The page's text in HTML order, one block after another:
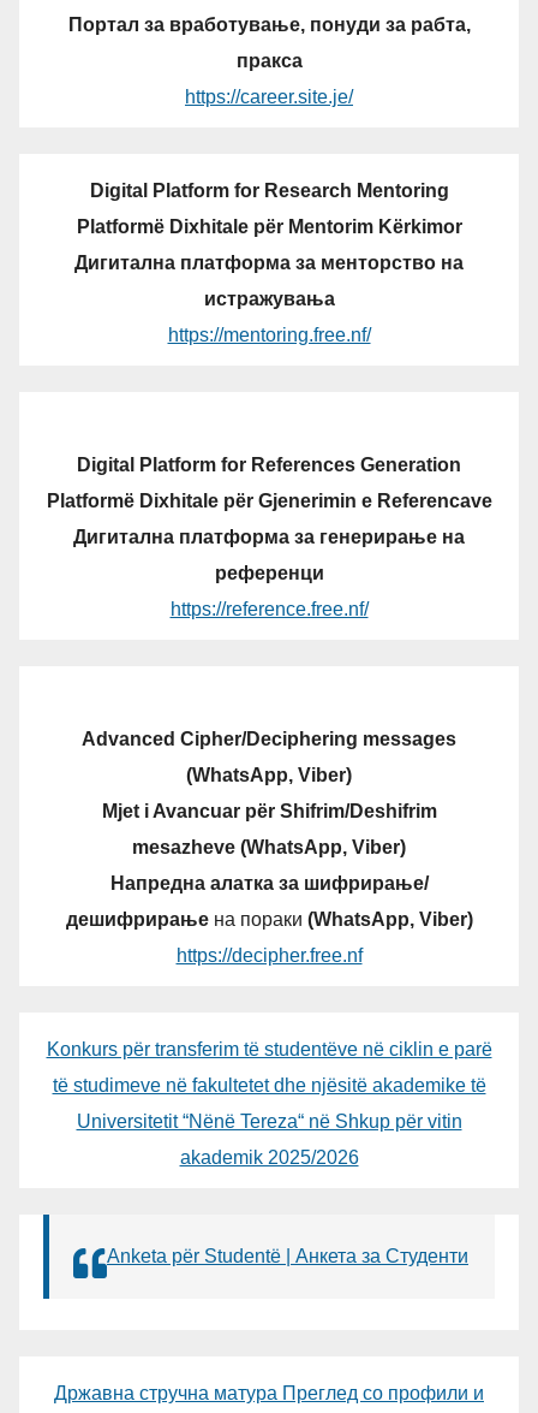
Портал за вработување, понуди за рабта,
пракса
https://career.site.je/
Digital Platform for Research Mentoring
Platformë Dixhitale për Mentorim Kërkimor
Дигитална платформа за менторство на
истражувања
https://mentoring.free.nf/
Digital Platform for References Generation
Platformë Dixhitale për Gjenerimin e Referencave
Дигитална платформа за генерирање на
референци
https://reference.free.nf/
Advanced Cipher/Deciphering messages
(WhatsApp, Viber)
Mjet i Avancuar për Shifrim/Deshifrim
mesazheve (WhatsApp, Viber)
Напредна алатка за шифрирање/
дешифрирањена пораки (WhatsApp, Viber)
https://decipher.free.nf
Konkurs për transferim të studentëve në ciklin e parë
të studimeve në fakultetet dhe njësitë akademike të
Universitetit “Nënë Tereza“ në Shkup për vitin
akademik 2025/2026
Anketa për Studentë | Анкета за Студенти
Државна стручна матура Преглед со профили и